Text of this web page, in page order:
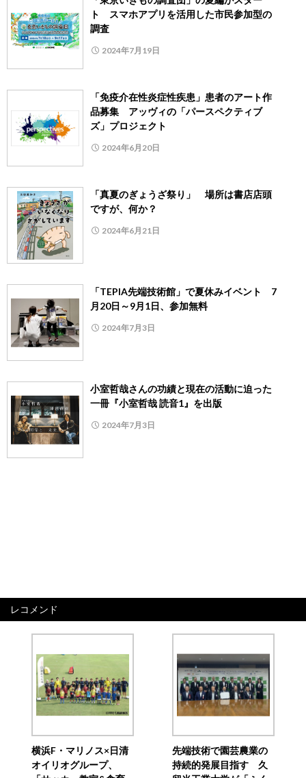
ト スマホアプリを活用した市民参加型の
調査
2024年7月19日
「免疫介在性炎症性疾患」患者のアート作
品募集 アッヴィの「パースペクティブ
ズ」プロジェクト
2024年6月20日
「真夏のぎょうざ祭り」 場所は書店店頭
ですが、何か？
2024年6月21日
「TEPIA先端技術館」で夏休みイベント 7
月20日～9月1日、参加無料
2024年7月3日
小室哲哉さんの功績と現在の活動に迫った
一冊『小室哲哉 読音1』を出版
2024年7月3日
レコメンド
横浜F・マリノス×日清
オイリオグループ、
先端技術で園芸農業の
持続的発展目指す 久